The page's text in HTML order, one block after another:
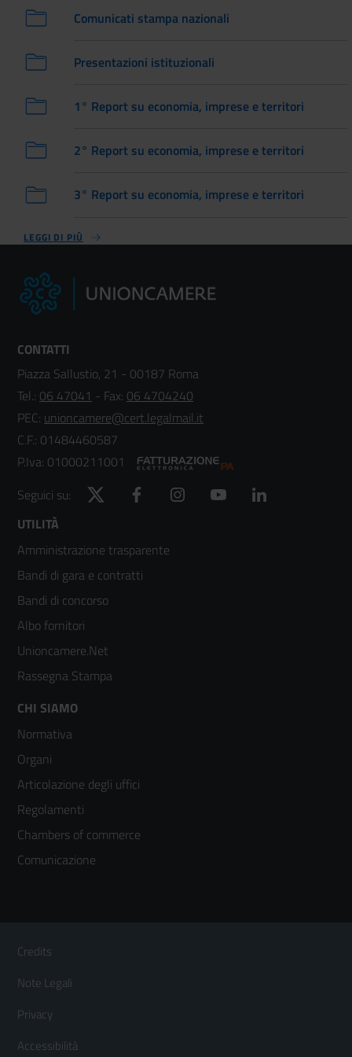
Comunicati stampa nazionali
Presentazioni istituzionali
1° Report su economia, imprese e territori
2° Report su economia, imprese e territori
3° Report su economia, imprese e territori
LEGGI DI PIÙ
CONTATTI
Piazza Sallustio, 21 - 00187 Roma
Tel.: 06 47041 - Fax: 06 4704240
PEC: unioncamere@cert.legalmail.it
C.F.: 01484460587
P.Iva: 01000211001
Seguici su:
Twitter Facebook Instagram YouTube
Footer
menù
colonna
2
UTILITÀ
Amministrazione trasparente
Bandi di gara e contratti
Bandi di concorso
Albo fornitori
Unioncamere.Net
Rassegna Stampa
Footer
menù
colonna
3
CHI SIAMO
Normativa
Organi
Articolazione degli uffici
Regolamenti
Chambers of commerce
Comunicazione
Footer
Menù
orizzontale
Credits
Note Legali
Privacy
Accessibilità